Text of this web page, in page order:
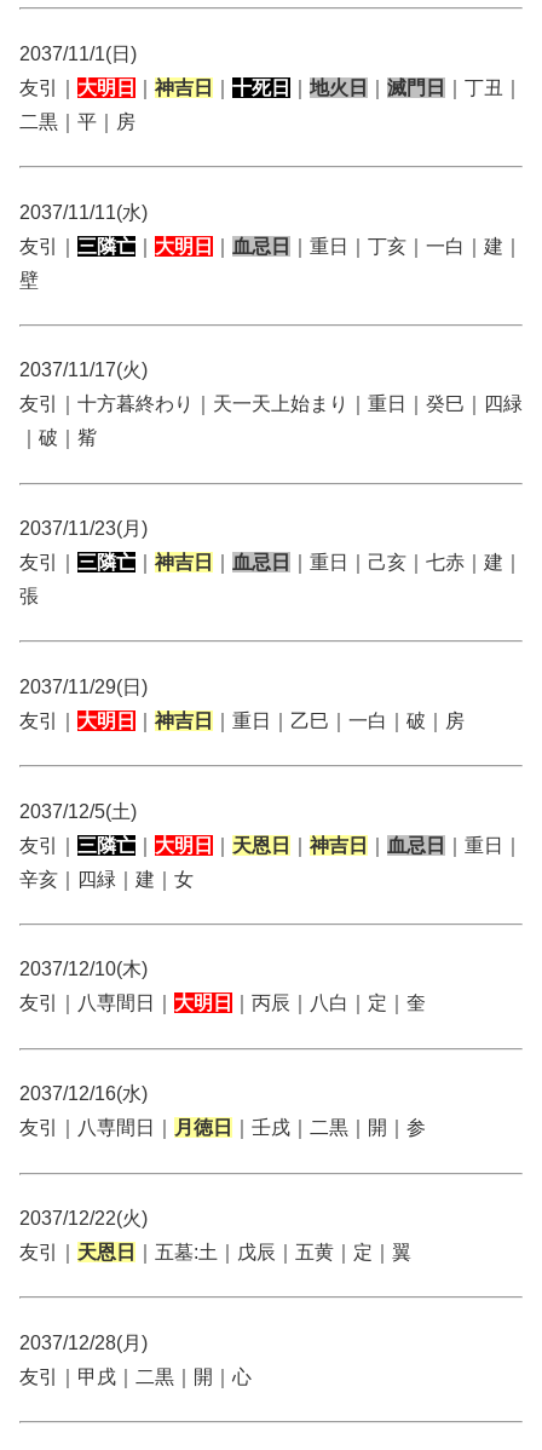
2037/11/1(日)
友引｜ 大明日 神吉日 十死日 地火日 滅門日
｜丁丑｜
二黒｜平｜房
2037/11/11(水)
友引｜ 三隣亡 大明日 血忌日
｜重日｜丁亥｜一白｜建｜
壁
2037/11/17(火)
友引｜十方暮終わり｜天一天上始まり｜重日｜癸巳｜四緑
｜破｜觜
2037/11/23(月)
友引｜ 三隣亡 神吉日 血忌日
｜重日｜己亥｜七赤｜建｜
張
2037/11/29(日)
友引｜ 大明日 神吉日 ｜重日｜乙巳｜一白｜破｜房
2037/12/5(土)
友引｜ 三隣亡 大明日 天恩日 神吉日 血忌日
｜重日｜
辛亥｜四緑｜建｜女
2037/12/10(木)
友引｜八専間日｜ 大明日 ｜丙辰｜八白｜定｜奎
2037/12/16(水)
友引｜八専間日｜
月徳日 ｜壬戌｜二黒｜開｜参
2037/12/22(火)
友引｜ 天恩日 ｜五墓:土｜戊辰｜五黄｜定｜翼
2037/12/28(月)
友引｜甲戌｜二黒｜開｜心